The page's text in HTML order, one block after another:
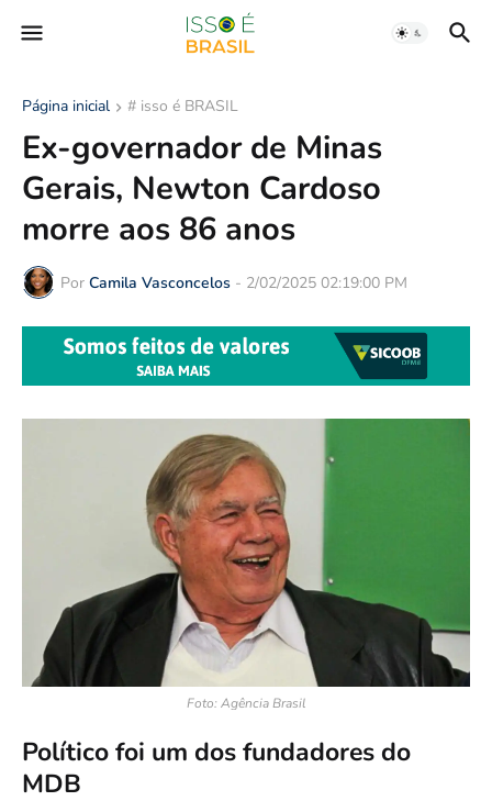
Página inicial # isso é BRASIL
Ex-governador de Minas
Gerais, Newton Cardoso
morre aos 86 anos
Por Camila Vasconcelos - 2/02/2025 02:19:00 PM
Foto: Agência Brasil
Político foi um dos fundadores do
MDB